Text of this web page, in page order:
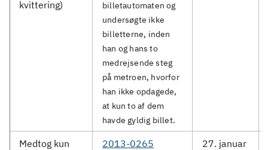
kvittering)
billetautomaten og
undersøgte ikke
billetterne, inden
han og hans to
medrejsende steg
på metroen, hvorfor
han ikke opdagede,
at kun to af dem
havde gyldig billet.
Medtog kun
2013-0265
27. januar